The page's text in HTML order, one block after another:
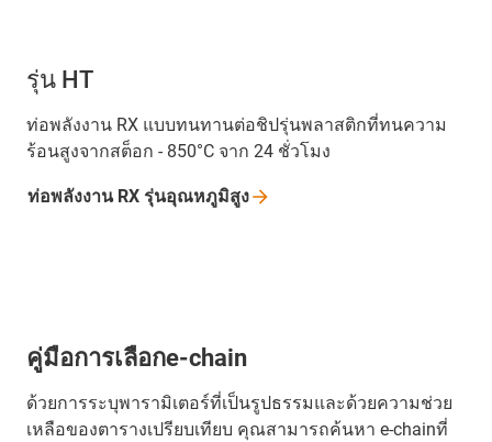
รุ่น HT
ท่อพลังงาน RX แบบทนทานต่อชิปรุ่นพลาสติกที่ทนความ
ร้อนสูงจากสต็อก - 850°C จาก 24 ชั่วโมง
ท่อพลังงาน RX รุ่นอุณหภูมิสูง
คู่มือการเลือกe-chain
ด้วยการระบุพารามิเตอร์ที่เป็นรูปธรรมและด้วยความช่วย
เหลือของตารางเปรียบเทียบ คุณสามารถค้นหา e-chainที่